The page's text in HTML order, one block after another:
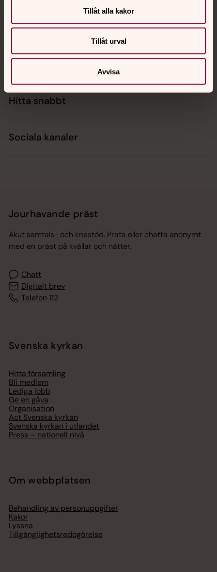
Tillåt alla kakor
Tillåt urval
Avvisa
Kontakt
Kalender
Hitta snabbt
Sociala kanaler
Jourhavande präst
Akut samtals- och krisstöd. Prata eller chatta anonymt
med en präst på kvällar och nätter.
Chatt
Digitalt brev
Telefon 112
Svenska kyrkan
Hitta församling
Bli medlem
Lediga jobb
Ge en gåva
Organisation
Act Svenska kyrkan
Svenska kyrkan i utlandet
Press – nationell nivå
Om webbplatsen
Behandling av personuppgifter
Kakor
Lyssna
Tillgänglighetsredogörelse